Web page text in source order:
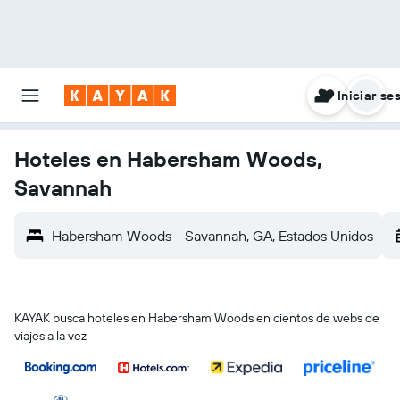
Iniciar
Hoteles en Habersham Woods,
Savannah
Habersham Woods - Savannah, GA, Estados Unidos
KAYAK busca hoteles en Habersham Woods en cientos de webs de
viajes a la vez